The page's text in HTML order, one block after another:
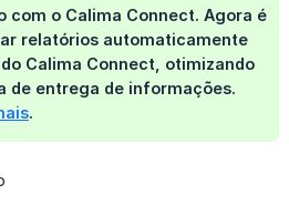
com o Calima Connect. Agora é
relatórios automaticamente
Calima Connect , otimizando
de entrega de informações.
.